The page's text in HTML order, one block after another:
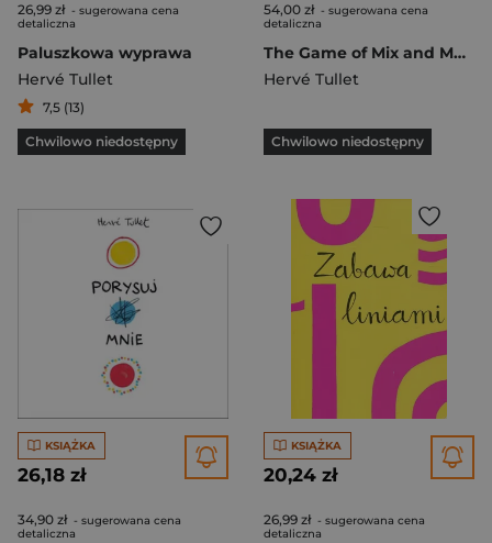
26,99 zł - sugerowana cena
detaliczna
Paluszkowa wyprawa
Hervé Tullet
7,5 (13)
Chwilowo niedostępny
54,00 zł - sugerowana cena
detaliczna
The Game of Mix and Match
Hervé Tullet
Chwilowo niedostępny
KSIĄŻKA
26,18 zł
34,90 zł - sugerowana cena
detaliczna
KSIĄŻKA
20,24 zł
26,99 zł - sugerowana cena
detaliczna